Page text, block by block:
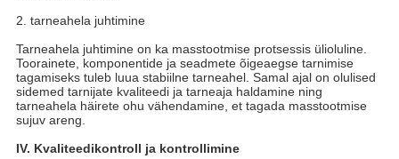
2. tarneahela juhtimine
Tarneahela juhtimine on ka masstootmise protsessis ülioluline.
Toorainete, komponentide ja seadmete õigeaegse tarnimise
tagamiseks tuleb luua stabiilne tarneahel. Samal ajal on olulised
sidemed tarnijate kvaliteedi ja tarneaja haldamine ning
tarneahela häirete ohu vähendamine, et tagada masstootmise
sujuv areng.
IV. Kvaliteedikontroll ja kontrollimine